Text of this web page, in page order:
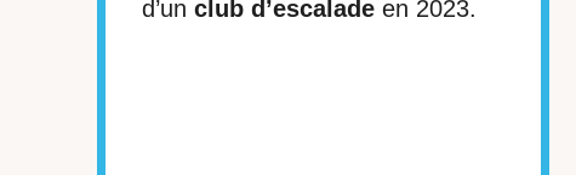
d’un club d’escalade en 2023.